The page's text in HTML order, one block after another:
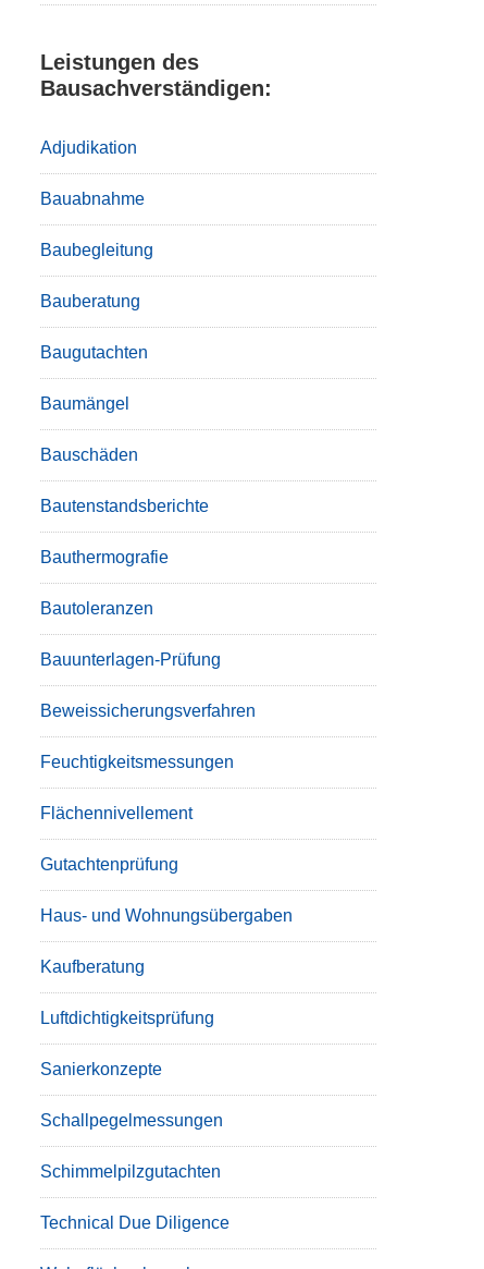
Leistungen des
Bausachverständigen:
Adjudikation
Bauabnahme
Baubegleitung
Bauberatung
Baugutachten
Baumängel
Bauschäden
Bautenstandsberichte
Bauthermografie
Bautoleranzen
Bauunterlagen-Prüfung
Beweissicherungsverfahren
Feuchtigkeitsmessungen
Flächennivellement
Gutachtenprüfung
Haus- und Wohnungsübergaben
Kaufberatung
Luftdichtigkeitsprüfung
Sanierkonzepte
Schallpegelmessungen
Schimmelpilzgutachten
Technical Due Diligence